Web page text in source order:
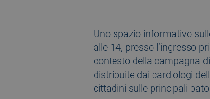
Uno spazio informativo
alle 14, presso l’ingresso
contesto della campagna
distribuite dai cardiologi
cittadini sulle principali